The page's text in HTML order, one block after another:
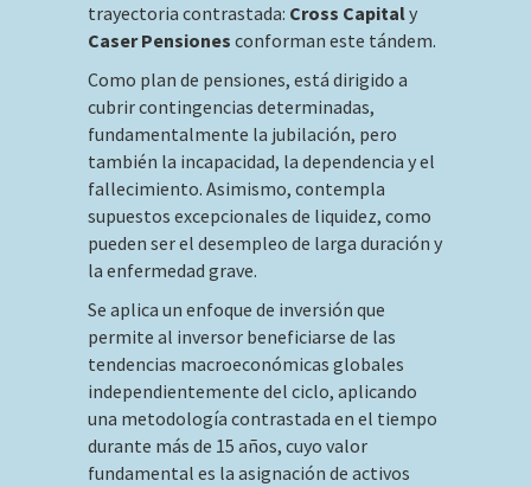
trayectoria contrastada: Cross Capitaly
Caser Pensiones conforman este tándem.
Como plan de pensiones, está dirigido a
cubrir contingencias determinadas,
fundamentalmente la jubilación, pero
también la incapacidad, la dependencia y el
fallecimiento. Asimismo, contempla
supuestos excepcionales de liquidez, como
pueden ser el desempleo de larga duración y
la enfermedad grave.
Se aplica un enfoque de inversión que
permite al inversor beneficiarse de las
tendencias macroeconómicas globales
independientemente del ciclo, aplicando
una metodología contrastada en el tiempo
durante más de 15 años, cuyo valor
fundamental es la asignación de activos